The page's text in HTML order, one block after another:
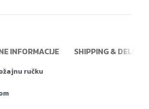
INFORMACIJE SHIPPING &
ručku